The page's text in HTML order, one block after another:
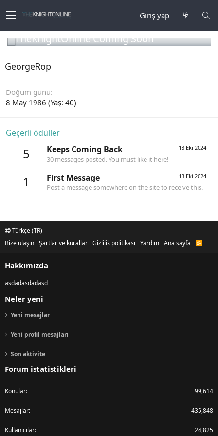
Giriş yap
TheKnightOnline Coming Soon
GeorgeRop
Doğum günü
8 May 1986 (Yaş: 40)
Geçerli ödüller
5 13 Eki 2024
Keeps Coming Back
30 messages posted. You must like it here!
1 13 Eki 2024
First Message
Post a message somewhere on the site to receive this.
Türkçe (TR)
Bize ulaşın Şartlar ve kurallar Gizlilik politikası Yardım Ana sayfa
R
Hakkımızda
asdadasdadasd
Neler yeni
Yeni mesajlar
Yeni profil mesajları
Son aktivite
Forum istatistikleri
Konular 99,614
Mesajlar 435,848
Kullanıcılar 24,825